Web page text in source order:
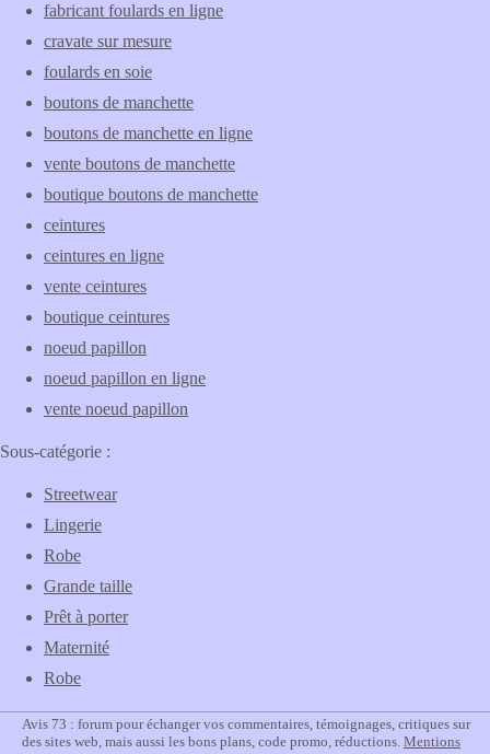
fabricant foulards en ligne
cravate sur mesure
foulards en soie
boutons de manchette
boutons de manchette en ligne
vente boutons de manchette
boutique boutons de manchette
ceintures
ceintures en ligne
vente ceintures
boutique ceintures
noeud papillon
noeud papillon en ligne
vente noeud papillon
Sous-catégorie :
Streetwear
Lingerie
Robe
Grande taille
Prêt à porter
Maternité
Robe
Avis 73 : forum pour échanger vos commentaires, témoignages, critiques sur
des sites web, mais aussi les bons plans, code promo, réductions. Mentions